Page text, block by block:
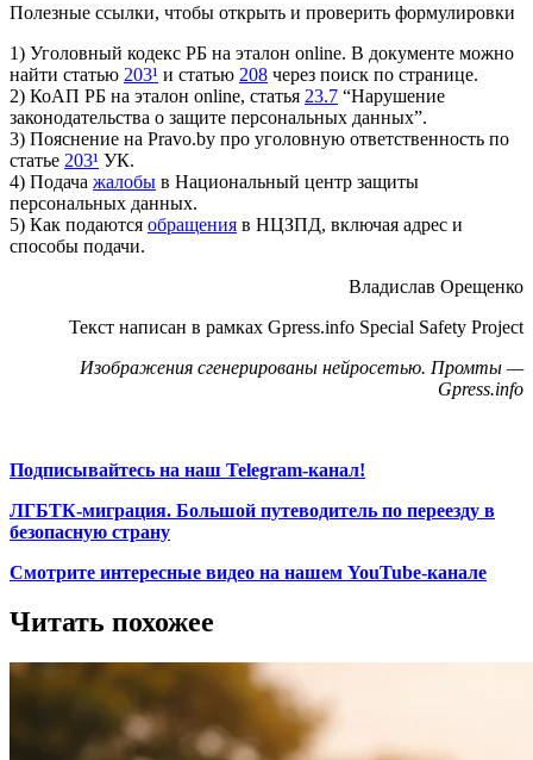
Полезные ссылки, чтобы открыть и проверить формулировки
1) Уголовный кодекс РБ на эталон online. В документе можно
найти статью 203¹ и статью 208 через поиск по странице.
2) КоАП РБ на эталон online, статья 23.7 “Нарушение
законодательства о защите персональных данных”.
3) Пояснение на Pravo.by про уголовную ответственность по
статье 203¹ УК.
4) Подача жалобы в Национальный центр защиты
персональных данных.
5) Как подаются обращения в НЦЗПД, включая адрес и
способы подачи.
Владислав Орещенко
Текст написан в рамках Gpress.info Special Safety Project
Изображения сгенерированы нейросетью. Промты —
Gpress.info
Подписывайтесь на наш Telegram-канал!
ЛГБТК-миграция. Большой путеводитель по переезду в
безопасную страну
Смотрите интересные видео на нашем YouTube-канале
Читать похожее